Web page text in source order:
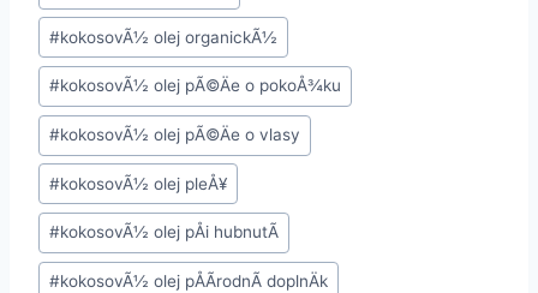
#kokosovÃ½ olej organickÃ½
#kokosovÃ½ olej pÃ©Äe o pokoÅ¾ku
#kokosovÃ½ olej pÃ©Äe o vlasy
#kokosovÃ½ olej pleÅ¥
#kokosovÃ½ olej pÅi hubnutÃ­
#kokosovÃ½ olej pÅÃ­rodnÃ­ doplnÄk